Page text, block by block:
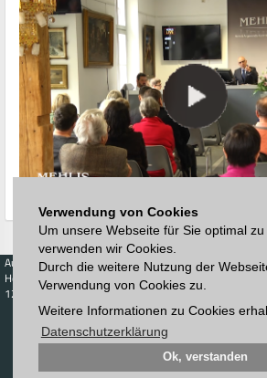
Verwendung von Cookies
Um unsere Webseite für Sie optimal zu
verwenden wir Cookies.
Durch die weitere Nutzung der
Verwendung von Cookies zu.
Weitere Informationen zu Cookies
Datenschutzerklärung
Ok, verstanden
Auktionen
Höchstzuschläge
123. Auktion
Zeitplan
Katalog
Blätterkatalog
Kaufen
Kalender
Verkaufen
Auktionshaus
Anmelden
Newsletter
Downloads